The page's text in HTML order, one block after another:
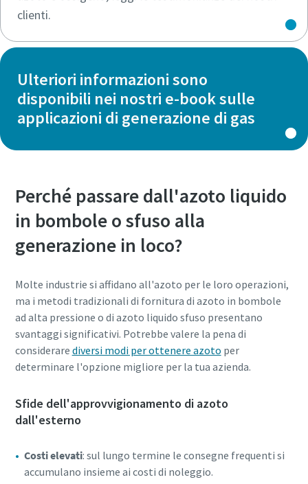
clienti.
Ulteriori informazioni sono
disponibili nei nostri e-book sulle
applicazioni di generazione di gas
Perché passare dall'azoto liquido
in bombole o sfuso alla
generazione in loco?
Molte industrie si affidano all'azoto per le loro operazioni,
ma i metodi tradizionali di fornitura di azoto in bombole
ad alta pressione o di azoto liquido sfuso presentano
svantaggi significativi. Potrebbe valere la pena di
considerare diversi modi per ottenere azoto per
determinare l'opzione migliore per la tua azienda.
Sfide dell'approvvigionamento di azoto
dall'esterno
Costi elevati: sul lungo termine le consegne frequenti si
accumulano insieme ai costi di noleggio.